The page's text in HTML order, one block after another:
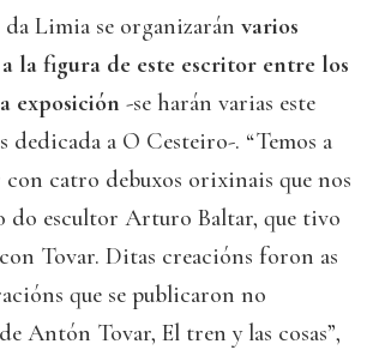
da Limia se organizarán varios
la figura de este escritor entre los
exposición -se harán varias este
dedicada a O Cesteiro-. “Temos a
catro debuxos orixinais que nos
do escultor Arturo Baltar, que tivo
Tovar. Ditas creacións foron as
que se publicaron no
Antón Tovar, El tren y las cosas”,